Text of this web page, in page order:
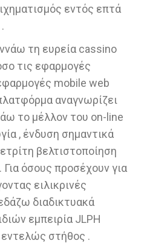
εντός επτά
τη ευρεία cassino
τις εφαρμογές
mobile web
αναγνωρίζει
το μέλλον του on-line
, ένδυση σημαντικά
βελτιστοποίηση
Για όσους προσέχουν για
ειλικρινές
διαδικτυακά
εμπειρία JLPH
στήθος .